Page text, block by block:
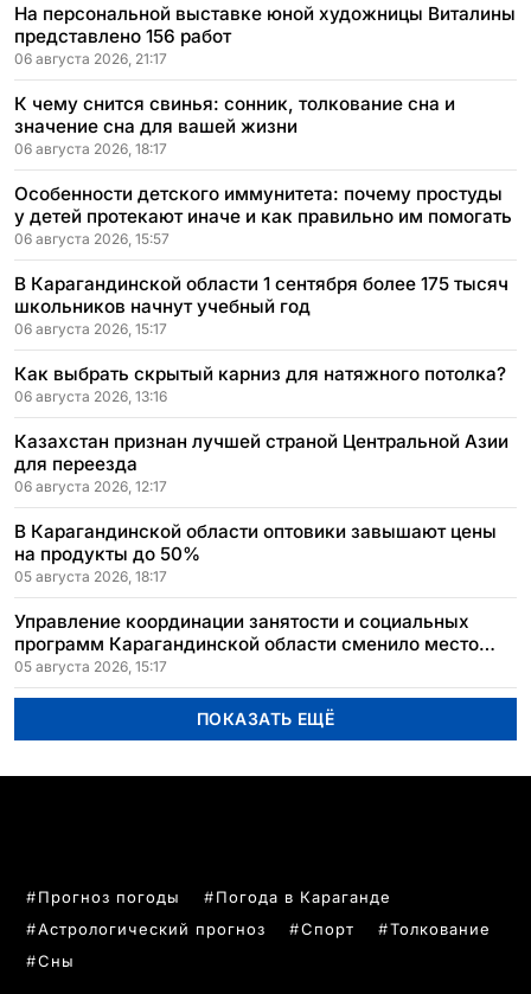
На персональной выставке юной художницы Виталины
представлено 156 работ
06 августа 2026, 21:17
К чему снится свинья: сонник, толкование сна и
значение сна для вашей жизни
06 августа 2026, 18:17
Особенности детского иммунитета: почему простуды
у детей протекают иначе и как правильно им помогать
06 августа 2026, 15:57
В Карагандинской области 1 сентября более 175 тысяч
школьников начнут учебный год
06 августа 2026, 15:17
Как выбрать скрытый карниз для натяжного потолка?
06 августа 2026, 13:16
Казахстан признан лучшей страной Центральной Азии
для переезда
06 августа 2026, 12:17
В Карагандинской области оптовики завышают цены
на продукты до 50%
05 августа 2026, 18:17
Управление координации занятости и социальных
программ Карагандинской области сменило место
расположения
05 августа 2026, 15:17
ПОКАЗАТЬ ЕЩЁ
Прогноз погоды
Погода в Караганде
Астрологический прогноз
Спорт
Толкование
Сны